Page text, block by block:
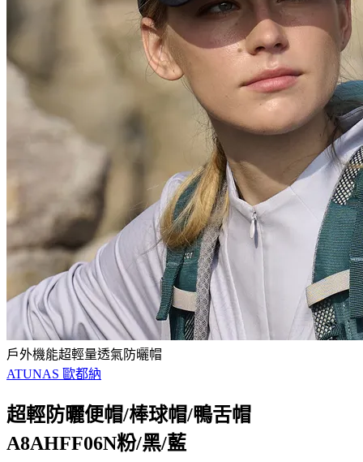
戶外機能超輕量透氣防曬帽
ATUNAS 歐都納
超輕防曬便帽/棒球帽/鴨舌帽
A8AHFF06N粉/黑/藍